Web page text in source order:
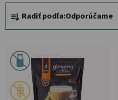
Radenie produktov
Radiť podľa:Odporúčame